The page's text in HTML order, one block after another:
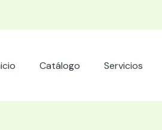
Catálogo Servicios